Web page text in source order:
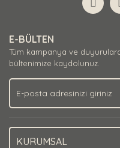
E-BÜLTEN
Tüm kampanya ve
bültenimize kaydolunuz.
KURUMSAL